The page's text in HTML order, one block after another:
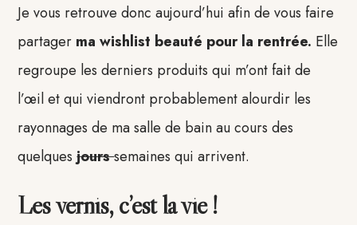
Je vous retrouve donc aujourd’hui afin de vous faire
partager ma wishlist beauté pour la rentrée. Elle
regroupe les derniers produits qui m’ont fait de
l’œil et qui viendront probablement alourdir les
rayonnages de ma salle de bain au cours des
quelquesjourssemaines qui arrivent.
Les vernis, c’est la vie !